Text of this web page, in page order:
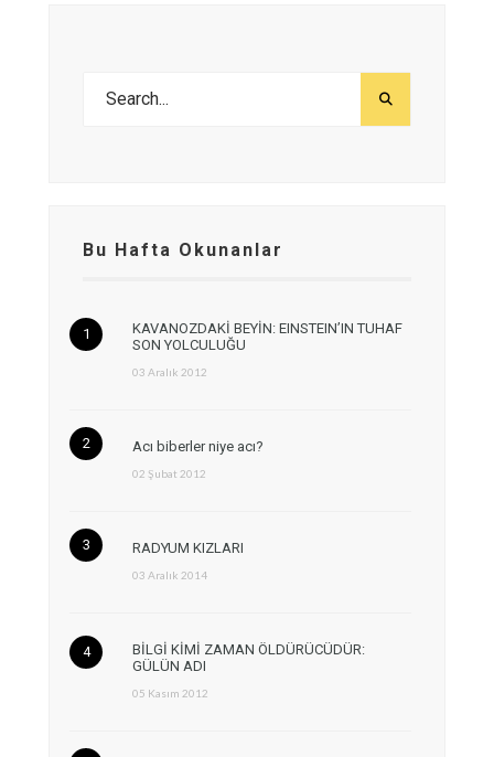
Bu Hafta Okunanlar
KAVANOZDAKİ BEYİN: EINSTEIN’IN TUHAF
SON YOLCULUĞU
03 Aralık 2012
Acı biberler niye acı?
02 Şubat 2012
RADYUM KIZLARI
03 Aralık 2014
BİLGİ KİMİ ZAMAN ÖLDÜRÜCÜDÜR:
GÜLÜN ADI
05 Kasım 2012